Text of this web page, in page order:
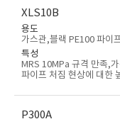
XLS10B
용도
가스관,블랙 PE100 파이
특성
MRS 10MPa 규격 만족,
파이프 처짐 현상에 대한
P300A